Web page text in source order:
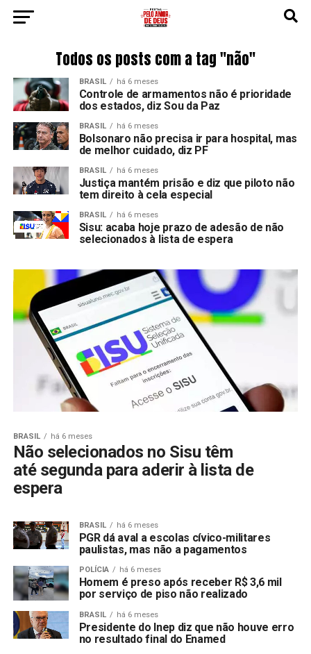
Todos os posts com a tag "não"
BRASIL há 6 meses
Controle de armamentos não é prioridade
dos estados, diz Sou da Paz
BRASIL há 6 meses
Bolsonaro não precisa ir para hospital, mas
de melhor cuidado, diz PF
BRASIL há 6 meses
Justiça mantém prisão e diz que piloto não
tem direito à cela especial
BRASIL há 6 meses
Sisu: acaba hoje prazo de adesão de não
selecionados à lista de espera
BRASIL há 6 meses
Não selecionados no Sisu têm
até segunda para aderir à lista de
espera
BRASIL há 6 meses
PGR dá aval a escolas cívico-militares
paulistas, mas não a pagamentos
POLÍCIA há 6 meses
Homem é preso após receber R$ 3,6 mil
por serviço de piso não realizado
BRASIL há 6 meses
Presidente do Inep diz que não houve erro
no resultado final do Enamed